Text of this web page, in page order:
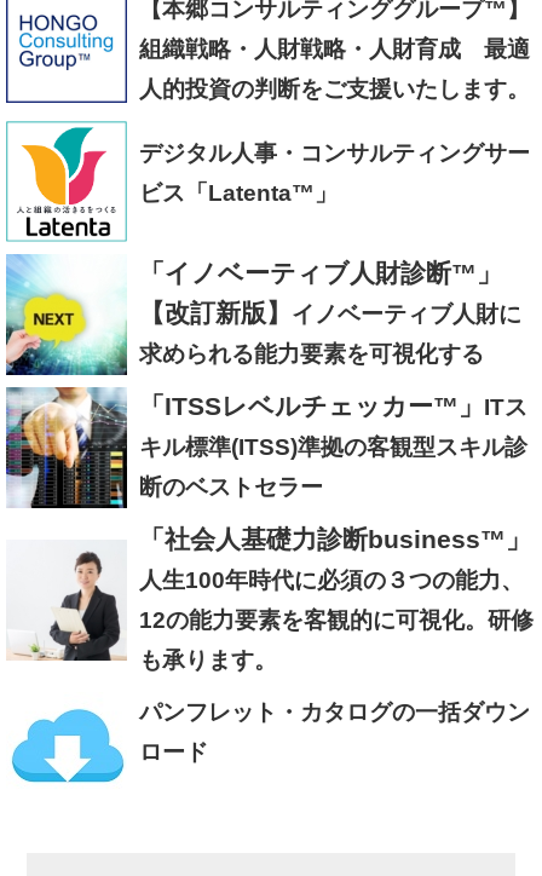
【本郷コンサルティンググループ™】
組織戦略・人財戦略・人財育成 最適
人的投資の判断をご支援いたします。
デジタル人事・コンサルティングサー
ビス「Latenta™」
「イノベーティブ人財診断™」
【改訂新版】
イノベーティブ人財に
求められる能力要素を可視化する
「ITSSレベルチェッカー™」 ITス
キル標準(ITSS)準拠の客観型スキル診
断のベストセラー
「社会人基礎力診断business™」
人生100年時代に必須の３つの能力、
12の能力要素を客観的に可視化。研修
も承ります。
パンフレット・カタログの一括ダウン
ロード